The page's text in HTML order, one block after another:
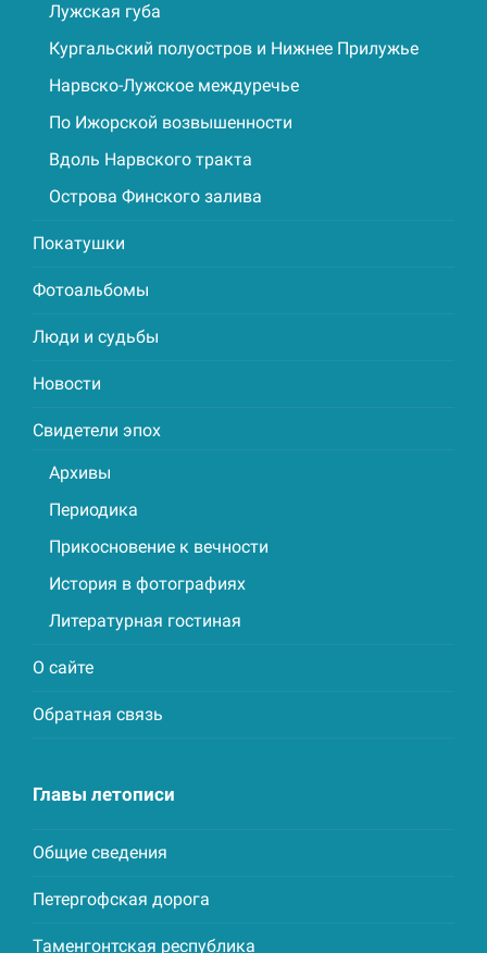
Лужская губа
Кургальский полуостров и Нижнее Прилужье
Нарвско-Лужское междуречье
По Ижорской возвышенности
Вдоль Нарвского тракта
Острова Финского залива
Покатушки
Фотоальбомы
Люди и судьбы
Новости
Свидетели эпох
Архивы
Периодика
Прикосновение к вечности
История в фотографиях
Литературная гостиная
О сайте
Обратная связь
Главы летописи
Общие сведения
Петергофская дорога
Таменгонтская республика